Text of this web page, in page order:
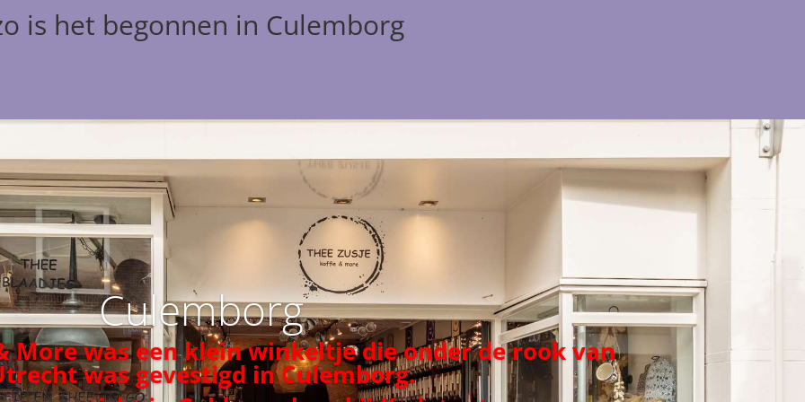
is het begonnen in Culemborg
Culemborg
More was een klein winkeltje die onder de rook van
was gevestigd in Culemborg.